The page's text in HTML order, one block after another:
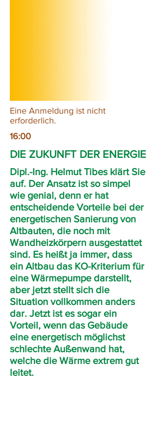
Eine Anmeldung ist nicht
erforderlich.
16:00
DIE ZUKUNFT DER ENERGIE
Dipl.-Ing. Helmut Tibes klärt Sie
auf. Der Ansatz ist so simpel
wie genial, denn er hat
entscheidende Vorteile bei der
energetischen Sanierung von
Altbauten, die noch mit
Wandheizkörpern ausgestattet
sind. Es heißt ja immer, dass
ein Altbau das KO-Kriterium für
eine Wärmepumpe darstellt,
aber jetzt stellt sich die
Situation vollkommen anders
dar. Jetzt ist es sogar ein
Vorteil, wenn das Gebäude
eine energetisch möglichst
schlechte Außenwand hat,
welche die Wärme extrem gut
leitet.